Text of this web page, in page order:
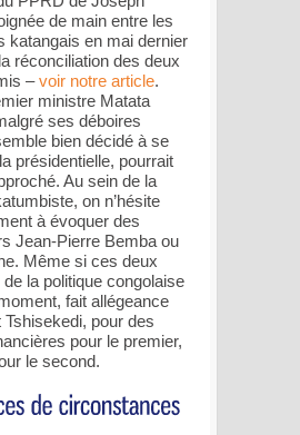
de main entre les
katangais en mai dernier
réconciliation des deux
–voir notre article.
ministre Matata
ses déboires
bien décidé à se
présidentielle, pourrait
Au sein de la
on n’hésite
à évoquer des
Jean-Pierre Bemba ou
Même si ces deux
la politique congolaise
fait allégeance
Tshisekedi, pour des
pour le premier,
le second.